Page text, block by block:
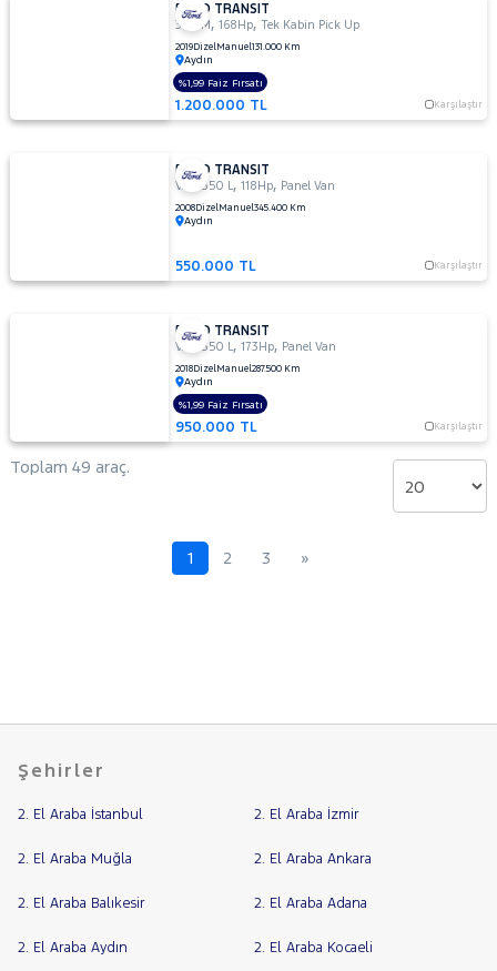
FORD TRANSIT
350 M ,168Hp,Tek Kabin Pick Up
2019DizelManuel131.000 Km
Aydın
1.200.000 TL Karşılaştır
%1,99 Faiz Fırsatı
FORD TRANSIT
VAN 350 L,118Hp, Panel Van
2008DizelManuel345.400 Km
Aydın
550.000 TL Karşılaştır
FORD TRANSIT
VAN 350 L,173Hp, Panel Van
2018DizelManuel287.500 Km
Aydın
950.000 TL Karşılaştır
%1,99 Faiz Fırsatı
Toplam 49 araç.
1 2 3 »
Şehirler
2. El Araba İstanbul 2. El Araba İzmir
2. El Araba Muğla 2. El Araba Ankara
2. El Araba Balıkesir 2. El Araba Adana
2. El Araba Aydın 2. El Araba Kocaeli